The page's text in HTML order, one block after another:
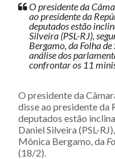
O presidente da
ao presidente da
deputados estão
Silveira (PSL-RJ),
Bergamo, da Folha
análise dos
confrontar os 11
O presidente da
disse ao presidente da
deputados estão
Daniel Silveira (PSL-
Mônica Bergamo, da
(18/2).